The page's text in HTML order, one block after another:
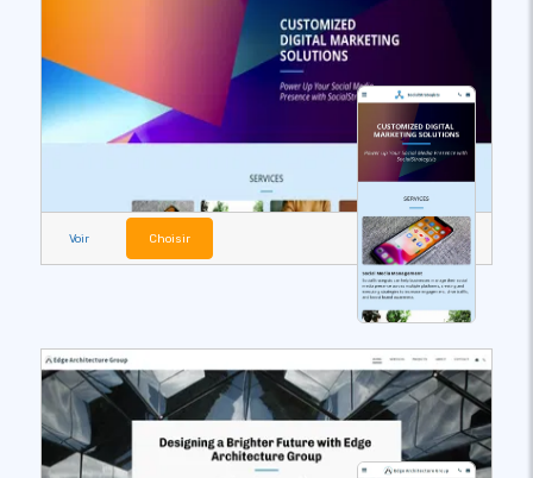
Voir Choisir